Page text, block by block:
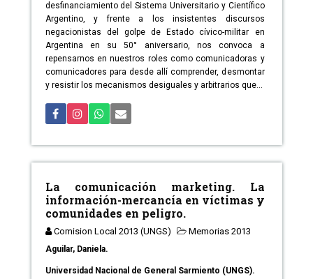
desfinanciamiento del Sistema Universitario y Científico
Argentino, y frente a los insistentes discursos
negacionistas del golpe de Estado cívico-militar en
Argentina en su 50° aniversario, nos convoca a
repensarnos en nuestros roles como comunicadoras y
comunicadores para desde allí comprender, desmontar
y resistir los mecanismos desiguales y arbitrarios que...
La comunicación marketing. La
información-mercancía en víctimas y
comunidades en peligro.
Comision Local 2013 (UNGS) Memorias 2013
Aguilar, Daniela.
Universidad Nacional de General Sarmiento (UNGS).